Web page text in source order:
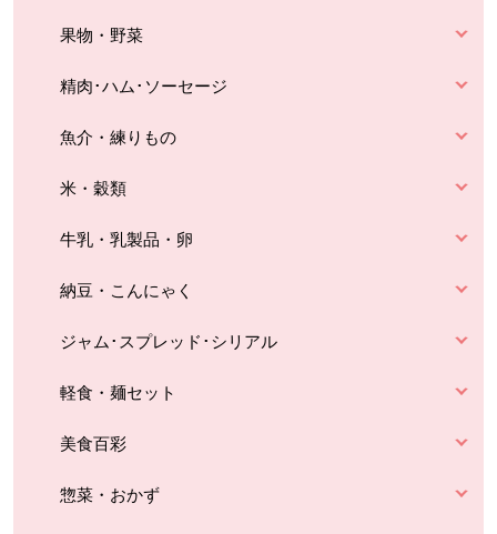
果物・野菜
精肉･ハム･ソーセージ
魚介・練りもの
米・穀類
牛乳・乳製品・卵
納豆・こんにゃく
ジャム･スプレッド･シリアル
軽食・麺セット
美食百彩
惣菜・おかず